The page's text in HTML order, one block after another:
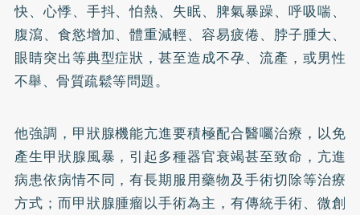
快、心悸、手抖、怕熱、 失眠、脾氣暴躁、呼吸喘、
腹瀉、食慾增加、體重減輕、容易疲倦、脖子腫大、
眼睛突出等典型症狀，甚至造成不孕、流產，或男性
不舉、骨質疏鬆等問題。
他強調，甲狀腺機能亢進要積極配合醫囑治療，以免
產生甲狀腺風暴，引起多種器官衰竭甚至致命，亢進
病患依病情不同，有長期服用藥物及手術切除等治療
方式；而甲狀腺腫瘤以手術為主，有傳統手術、微創